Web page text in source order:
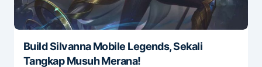
Build Silvanna Mobile Legends, Sekali
Tangkap Musuh Merana!